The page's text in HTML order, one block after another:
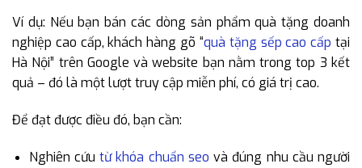
Ví dụ: Nếu bạn bán các dòng sản phẩm quà tặng doanh
nghiệp cao cấp, khách hàng gõ “quà tặng sếp cao cấp tại
Hà Nội” trên Google và website bạn nằm trong top 3 kết
quả – đó là một lượt truy cập miễn phí, có giá trị cao.
Để đạt được điều đó, bạn cần:
Nghiên cứutừ khóa chuẩn seo và đúng nhu cầu người